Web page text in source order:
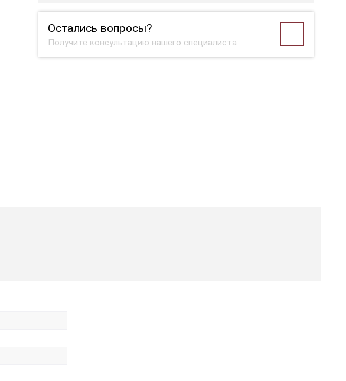
Остались вопросы?
Получите консультацию нашего специалиста